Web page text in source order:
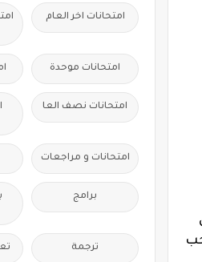
امتحانات اخر العام
امتحانات موحدة
امتحانات نصف العا
امتحانات و مراجعات
برامج
ترجمة